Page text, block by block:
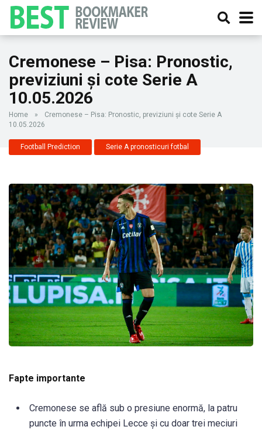
Cremonese – Pisa: Pronostic,
previziuni și cote Serie A
10.05.2026
Home »
Cremonese – Pisa: Pronostic, previziuni și cote Serie A
10.05.2026
Football Prediction Serie A pronosticuri fotbal
Fapte importante
Cremonese se află sub o presiune enormă, la patru
puncte în urma echipei Lecce și cu doar trei meciuri